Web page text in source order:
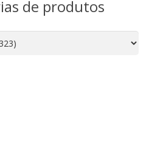
de produtos